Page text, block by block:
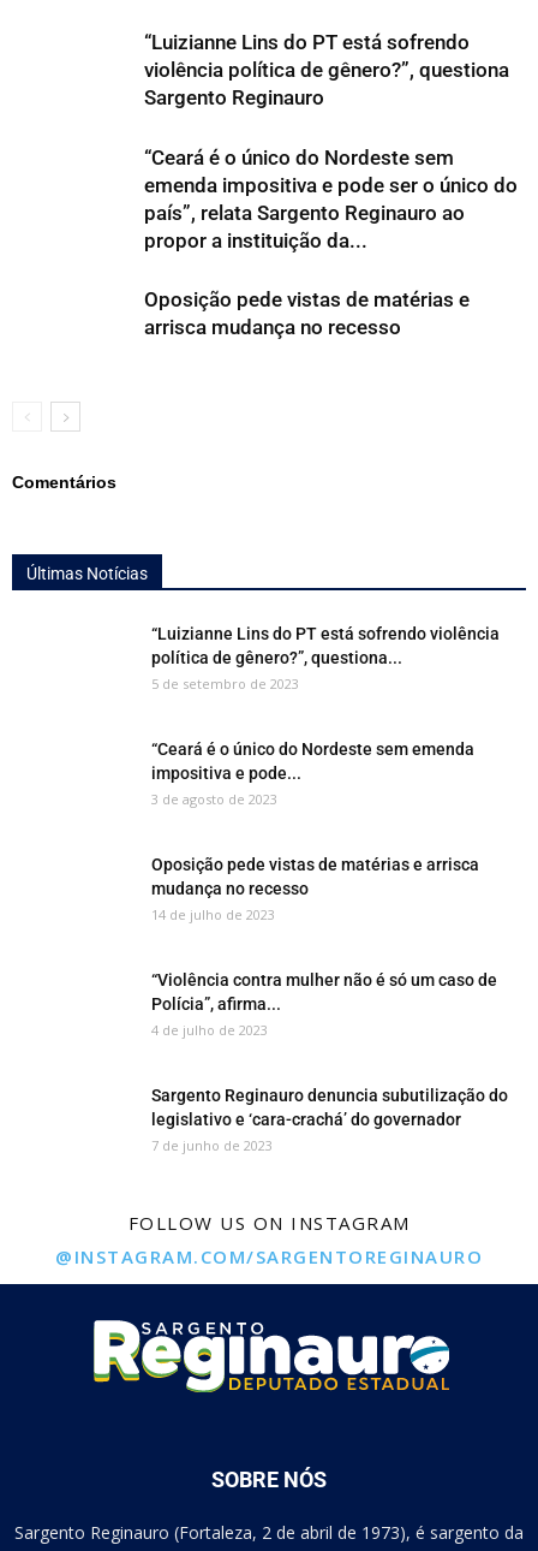
“Luizianne Lins do PT está sofrendo
violência política de gênero?”, questiona
Sargento Reginauro
“Ceará é o único do Nordeste sem
emenda impositiva e pode ser o único do
país”, relata Sargento Reginauro ao
propor a instituição da...
Oposição pede vistas de matérias e
arrisca mudança no recesso
Comentários
Últimas Notícias
“Luizianne Lins do PT está sofrendo violência
política de gênero?”, questiona...
5 de setembro de 2023
“Ceará é o único do Nordeste sem emenda
impositiva e pode...
3 de agosto de 2023
Oposição pede vistas de matérias e arrisca
mudança no recesso
14 de julho de 2023
“Violência contra mulher não é só um caso de
Polícia”, afirma...
4 de julho de 2023
Sargento Reginauro denuncia subutilização do
legislativo e ‘cara-crachá’ do governador
7 de junho de 2023
FOLLOW US ON INSTAGRAM
@INSTAGRAM.COM/SARGENTOREGINAURO
SOBRE NÓS
Sargento Reginauro (Fortaleza, 2 de abril de 1973), é sargento da